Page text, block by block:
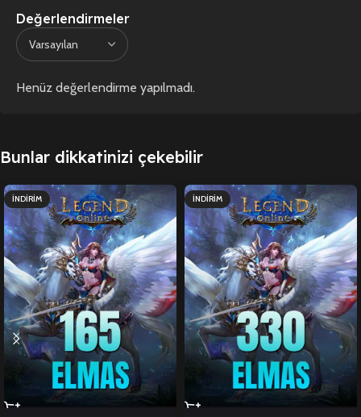
Değerlendirmeler
Henüz değerlendirme yapılmadı.
Bunlar dikkatinizi çekebilir
İNDIRIM İNDIRIM